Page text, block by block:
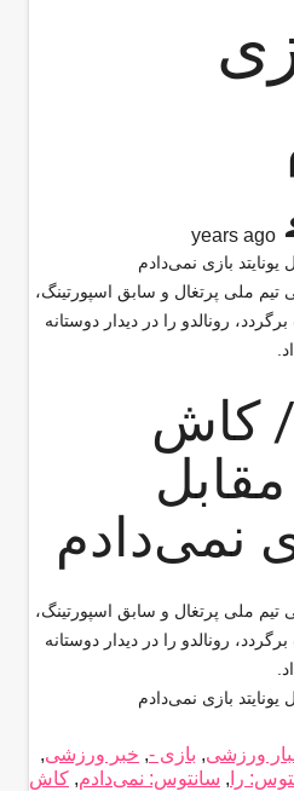
بازی نمی‌دادم
ملی پرتغال و سابق اسپورتینگ،
رونالدو را در دیدار دوستانه
کاش
مقابل
نمی‌دادم
ملی پرتغال و سابق اسپورتینگ،
رونالدو را در دیدار دوستانه
بازی نمی‌دادم
ورزشی, بازی -, خبر ورزشی,
را , سانتوس: نمی‌دادم, کاش